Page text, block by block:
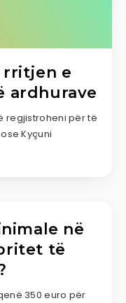
rritjen e
ardhurave
regjistroheni për të
Kyçuni
në
të
350 euro për